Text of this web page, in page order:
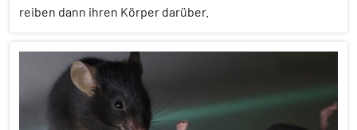
reiben dann ihren Körper darüber.
Affiliation